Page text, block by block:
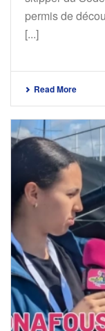
permis de
[...]
Read More